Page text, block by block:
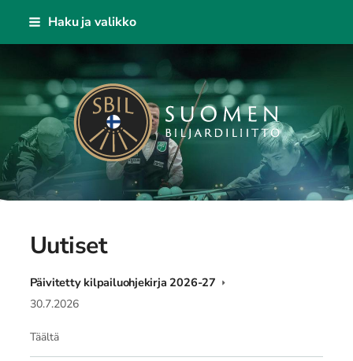
Siirry
Haku ja valikko
Suomen Biljardiliitto ry
Uutiset
Päivitetty kilpailuohjekirja 2026-27
30.7.2026
Täältä